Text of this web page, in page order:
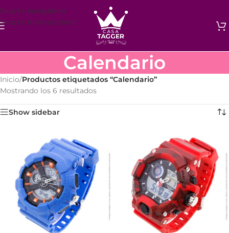
Skip to navigation
Skip to main content
Calendario
Inicio/Productos etiquetados “Calendario”
Mostrando los 6 resultados
Show sidebar